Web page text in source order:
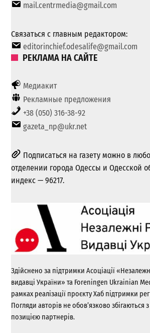
mail.centrmedia@gmail.com
Связаться с главным редактором:
editorinchief.odesalife@gmail.com
РЕКЛАМА НА САЙТЕ
Медиакит
Рекламные предложения
+38 (050) 316-38-92
gazeta_np@ukr.net
Подписаться на газету можно в
отделении города Одессы и Одесской
индекс — 96217.
Здійснено за підтримки Асоціації
видавці України» та Foreningen Ukrainian
рамках реалізації проєкту Хаб підтримки
Погляди авторів не обов’язково збігаються
позицією партнерів.